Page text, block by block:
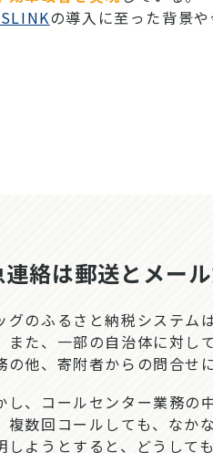
の導入に至った背景
連絡は郵送とメー
のふるさと納税システム
また、一部の自治体に対し
の他、寄附者からの問合せ
、コールセンター業務の
複数回コールしても、なか
しようとすると、どうして